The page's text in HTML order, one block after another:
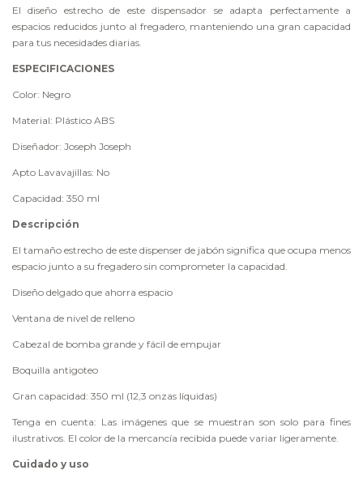
El diseño estrecho de este dispensador se adapta perfectamente a
espacios reducidos junto al fregadero, manteniendo una gran capacidad
para tus necesidades diarias.
ESPECIFICACIONES
Color: Negro
Material: Plástico ABS
Diseñador: Joseph Joseph
Apto Lavavajillas: No
Capacidad: 350 ml
Descripción
El tamaño estrecho de este dispenser de jabón significa que ocupa menos
espacio junto a su fregadero sin comprometer la capacidad.
Diseño delgado que ahorra espacio
Ventana de nivel de relleno
Cabezal de bomba grande y fácil de empujar
Boquilla antigoteo
Gran capacidad: 350 ml (12,3 onzas líquidas)
Tenga en cuenta: Las imágenes que se muestran son solo para fines
ilustrativos. El color de la mercancía recibida puede variar ligeramente.
Cuidado y uso